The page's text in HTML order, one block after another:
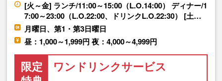
[火～金] ランチ/11:00～15:00（L.O.14:00） ディナー/1
7:00～23:00（L.O.22:00、ドリンクL.O.22:30） [土…
月曜日、第1・第3日曜日
昼：1,000～1,999円 夜：4,000～4,999円
限定
ワンドリンクサービス